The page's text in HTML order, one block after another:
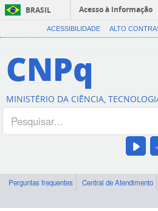
BRASIL
Acesso à informação
ACESSIBILIDADE ALTO
CNPq
MINISTÉRIO DA CIÊNCIA,
Perguntas frequentes Central de Atendimento